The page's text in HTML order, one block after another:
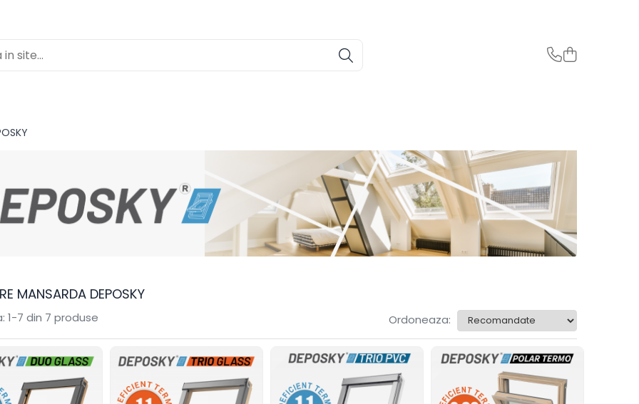
MANSARDA DEPOSKY
1-7 din 7 produse Ordoneaza: